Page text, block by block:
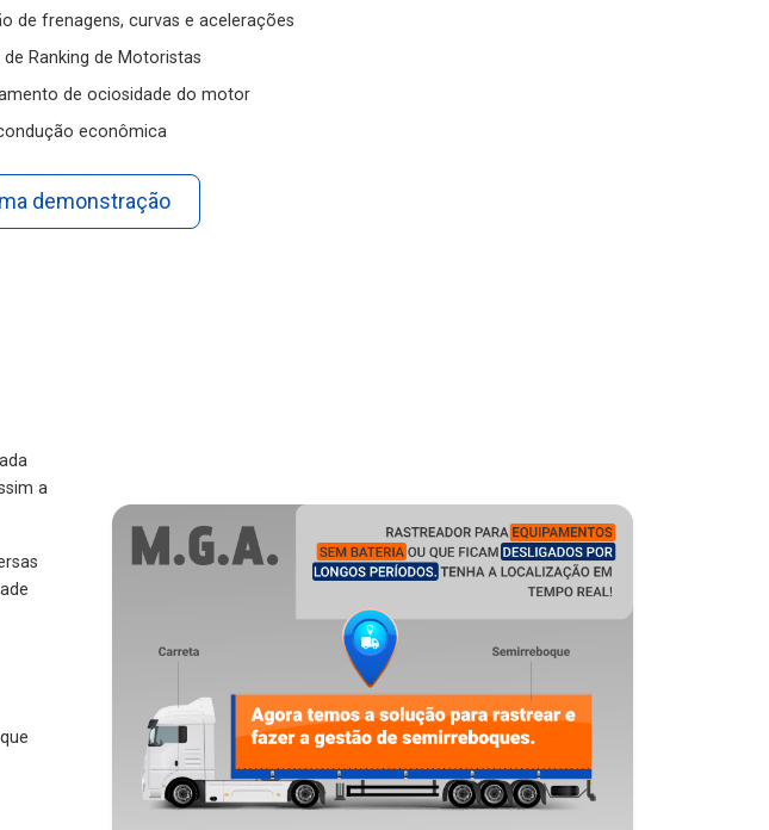
de frenagens, curvas e acelerações
Ranking de Motoristas
de ociosidade do motor
econômica
demonstração
a